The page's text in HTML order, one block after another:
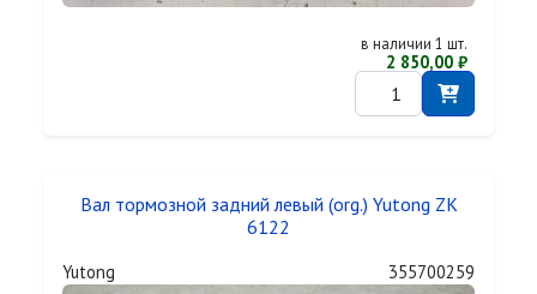
в наличии 1 шт.
2 850,00 ₽
Вал тормозной задний левый (org.) Yutong ZK
6122
Yutong 355700259